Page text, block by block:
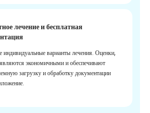
лечение и бесплатная
индивидуальные варианты лечения. Оценки,
экономичными и обеспечивают
загрузку и обработку документации